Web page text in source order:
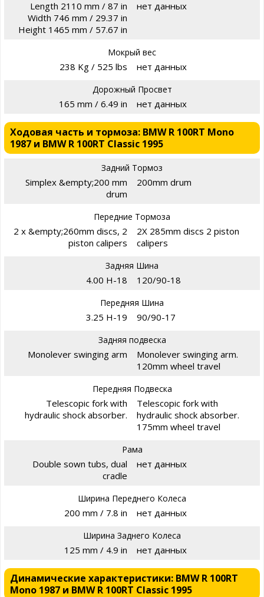
Length 2110 mm / 87 in
Width 746 mm / 29.37 in
Height 1465 mm / 57.67 in
нет данных
Мокрый вес
238 Kg / 525 lbs нет данных
Дорожный Просвет
165 mm / 6.49 in нет данных
Ходовая часть и тормоза: BMW R 100RT Mono
1987 и BMW R 100RT Classic 1995
Задний Тормоз
Simplex &empty;200 mm
drum
200mm drum
Передние Тормоза
2 x &empty;260mm discs, 2
piston calipers
2X 285mm discs 2 piston
calipers
Задняя Шина
4.00 H-18 120/90-18
Передняя Шина
3.25 H-19 90/90-17
Задняя подвеска
Monolever swinging arm
Monolever swinging arm.
120mm wheel travel
Передняя Подвеска
Telescopic fork with
hydraulic shock absorber.
Telescopic fork with
hydraulic shock absorber.
175mm wheel travel
Рама
Double sown tubs, dual
cradle
нет данных
Ширина Переднего Колеса
200 mm / 7.8 in нет данных
Ширина Заднего Колеса
125 mm / 4.9 in нет данных
Динамические характеристики: BMW R 100RT
Mono 1987 и BMW R 100RT Classic 1995